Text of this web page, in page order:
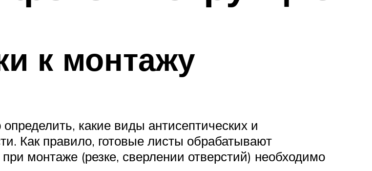
к монтажу
какие виды антисептических и
Как правило, готовые листы обрабатывают
монтаже (резке, сверлении отверстий) необходимо